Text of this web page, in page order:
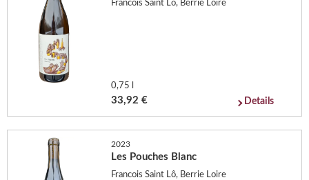
Francois Saint Lô, Berrie Loire
0,75 l
33,92 € Details
2023
Les Pouches Blanc
Francois Saint Lô, Berrie Loire